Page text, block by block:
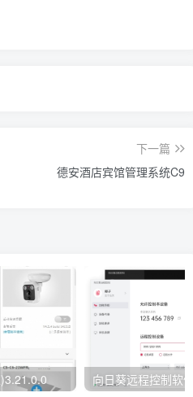
下一篇
德安酒店宾馆管理系统C9
向日葵远程控制软